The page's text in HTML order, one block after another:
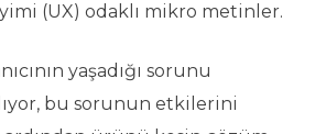
(UX) odaklı mikro metinler.
yaşadığı sorunu
bu sorunun etkilerini